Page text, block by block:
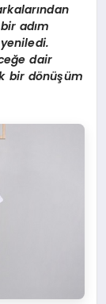
adım
dair
bir dönüşüm